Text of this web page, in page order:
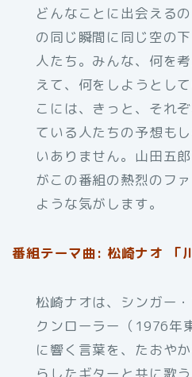
どんなことに出会える
の同じ瞬間に同じ空の
人たち。みんな、何を
えて、何をしようとし
こには、きっと、それ
ている人たちの予想も
いありません。山田五
がこの番組の熱烈のフ
ような気がします。
番組テーマ曲: 松崎ナオ 「
松崎ナオは、シンガー
クンローラー（1976年
に響く言葉を、たおや